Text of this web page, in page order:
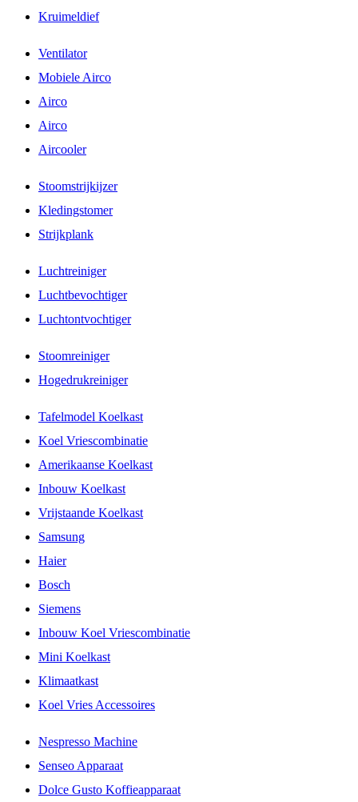
Kruimeldief
Ventilator
Mobiele Airco
Airco
Airco
Aircooler
Stoomstrijkijzer
Kledingstomer
Strijkplank
Luchtreiniger
Luchtbevochtiger
Luchtontvochtiger
Stoomreiniger
Hogedrukreiniger
Tafelmodel Koelkast
Koel Vriescombinatie
Amerikaanse Koelkast
Inbouw Koelkast
Vrijstaande Koelkast
Samsung
Haier
Bosch
Siemens
Inbouw Koel Vriescombinatie
Mini Koelkast
Klimaatkast
Koel Vries Accessoires
Nespresso Machine
Senseo Apparaat
Dolce Gusto Koffieapparaat